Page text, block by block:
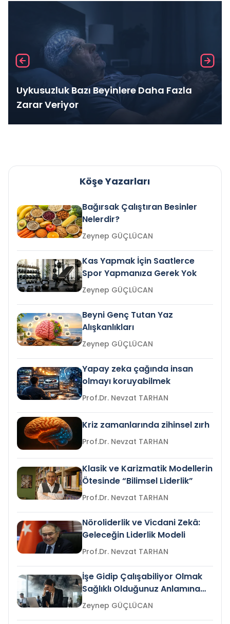
Uykusuzluk Bazı Beyinlere Daha Fazla
Zarar Veriyor
Köşe Yazarları
Bağırsak Çalıştıran Besinler
Nelerdir?
Zeynep GÜÇLÜCAN
Kas Yapmak İçin Saatlerce
Spor Yapmanıza Gerek Yok
Zeynep GÜÇLÜCAN
Beyni Genç Tutan Yaz
Alışkanlıkları
Zeynep GÜÇLÜCAN
Yapay zeka çağında insan
olmayı koruyabilmek
Prof.Dr. Nevzat TARHAN
Kriz zamanlarında zihinsel zırh
Prof.Dr. Nevzat TARHAN
Klasik ve Karizmatik Modellerin
Ötesinde “Bilimsel Liderlik”
Prof.Dr. Nevzat TARHAN
Nöroliderlik ve Vicdani Zekâ:
Geleceğin Liderlik Modeli
Prof.Dr. Nevzat TARHAN
İşe Gidip Çalışabiliyor Olmak
Sağlıklı Olduğunuz Anlamına
Gelir mi?Zeynep GÜÇLÜCAN